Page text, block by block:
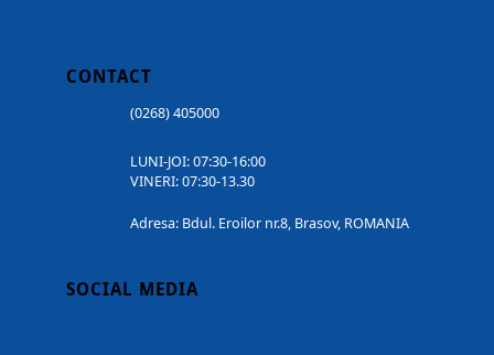
CONTACT
(0268) 405000
LUNI-JOI: 07:30-16:00
VINERI: 07:30-13.30
Adresa: Bdul. Eroilor nr.8, Brasov, ROMANIA
SOCIAL MEDIA